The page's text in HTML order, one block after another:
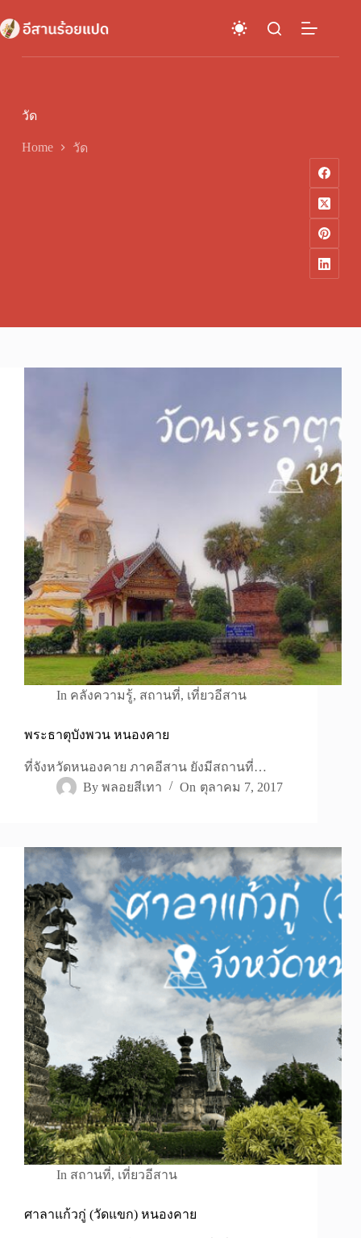
to
content
วัด
Home วัด
In คลังความรู้, สถานที่, เที่ยวอีสาน
พระธาตุบังพวน หนองคาย
ที่จังหวัดหนองคาย ภาคอีสาน ยังมีสถานที่…
By พลอยสีเทา On ตุลาคม 7, 2017
In สถานที่, เที่ยวอีสาน
ศาลาแก้วกู่ (วัดแขก) หนองคาย